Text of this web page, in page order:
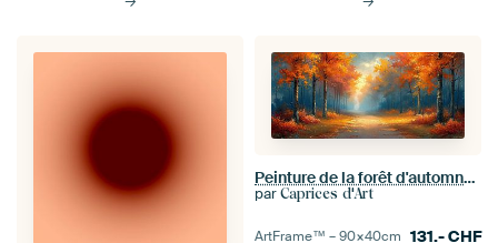
Peinture de la forêt d'automne | Autumn Whisper Journey
par Caprices d'Art
ArtFrame™ –90×40cm 131.-CHF